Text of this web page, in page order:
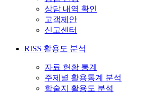
상담 내역 확인
고객제안
신고센터
RISS 활용도 분석
자료 현황 통계
주제별 활용통계 분석
학술지 활용도 분석